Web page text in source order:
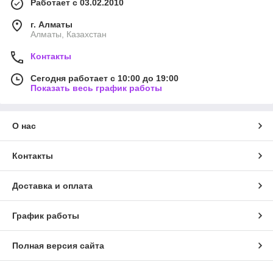
Работает с 03.02.2010
г. Алматы
Алматы, Казахстан
Контакты
Сегодня работает с 10:00 до 19:00
Показать весь график работы
О нас
Контакты
Доставка и оплата
График работы
Полная версия сайта